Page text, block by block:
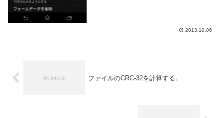
2013.10.06
ファイルのCRC-32を計算する。